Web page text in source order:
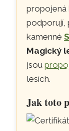
propojená
podporují,
kamenné
Magický
jsou
lesích.
Jak toto